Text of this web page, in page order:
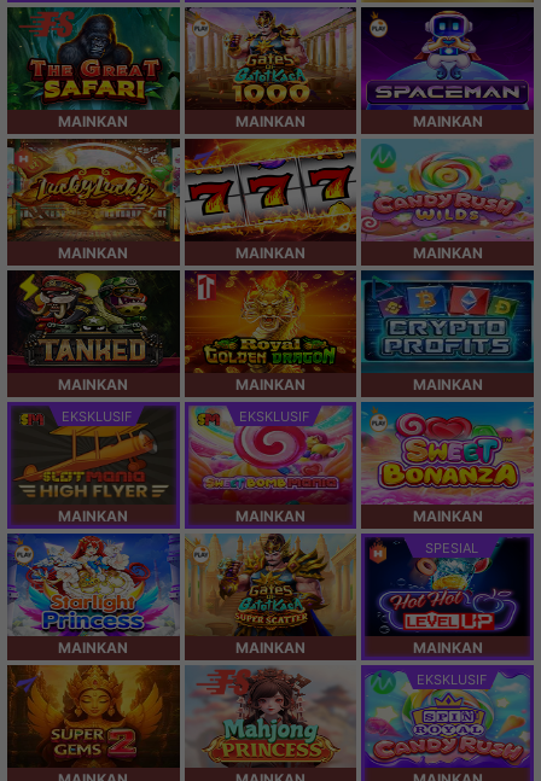
MAINKAN MAINKAN MAINKAN
MAINKAN MAINKAN MAINKAN
MAINKAN MAINKAN MAINKAN
EKSKLUSIF
MAINKAN
EKSKLUSIF
MAINKAN MAINKAN
MAINKAN MAINKAN
SPESIAL
MAINKAN
EKSKLUSIF